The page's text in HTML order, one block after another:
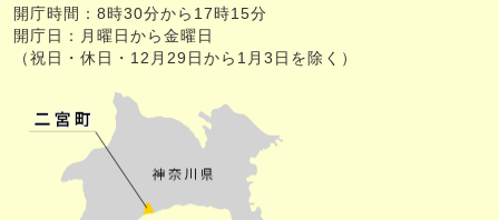
開庁時間：8時30分から17時15分
開庁日：月曜日から金曜日
（祝日・休日・12月29日から1月3日を除く）